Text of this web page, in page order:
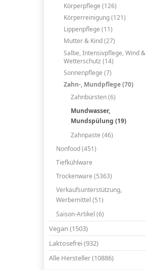
Körperpflege (126)
Körperreinigung (121)
Lippenpflege (11)
Mutter & Kind (27)
Salbe, Intensivpflege, Wind &
Wetterschutz (14)
Sonnenpflege (7)
Zahn-, Mundpflege (70)
Zahnbürsten (6)
Mundwasser,
Mundspülung (19)
Zahnpaste (46)
Nonfood (451)
Tiefkühlware
Trockenware (5363)
Verkaufsunterstützung,
Werbemittel (51)
Saison-Artikel (6)
Vegan (1503)
Laktosefrei (932)
Alle Hersteller (10886)